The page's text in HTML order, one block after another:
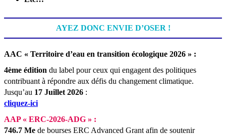
AYEZ DONC ENVIE D’OSER !
AAC « Territoire d’eau en transition écologique 2026 » :
4ème édition du label pour ceux qui engagent des politiques
contribuant à répondre aux défis du changement climatique.
Jusqu’au 17 Juillet 2026 :
cliquez-ici
AAP « ERC-2026-ADG » :
746.7 Me de bourses ERC Advanced Grant afin de soutenir